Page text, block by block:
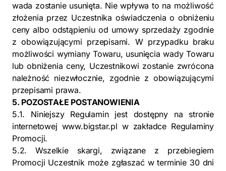
wada zostanie usunięta. Nie wpływa to na możliwość
złożenia przez Uczestnika oświadczenia o obniżeniu
ceny albo odstąpieniu od umowy sprzedaży zgodnie
z obowiązującymi przepisami. W przypadku braku
możliwości wymiany Towaru, usunięcia wady Towaru
lub obniżenia ceny, Uczestnikowi zostanie zwrócona
należność niezwłocznie, zgodnie z obowiązującymi
przepisami prawa.
5. POZOSTAŁE POSTANOWIENIA
5.1. Niniejszy Regulamin jest dostępny na stronie
internetowej www.bigstar.pl w zakładce Regulaminy
Promocji.
5.2. Wszelkie skargi, związane z przebiegiem
Promocji Uczestnik może zgłaszać w terminie 30 dni